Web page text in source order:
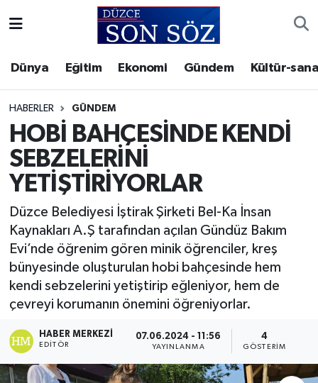
Dünya Eğitim Ekonomi Gündem Kültür-
HABERLER GÜNDEM
HOBİ BAHÇESİNDE KENDİ
SEBZELERİNİ
YETİŞTİRİYORLAR
Düzce Belediyesi İştirak Şirketi Bel-Ka İnsan
Kaynakları A.Ş tarafından açılan Gündüz Bakım
Evi’nde öğrenim gören minik öğrenciler, kreş
bünyesinde oluşturulan hobi bahçesinde hem
kendi sebzelerini yetiştirip eğleniyor, hem de
çevreyi korumanın önemini öğreniyorlar.
HABER MERKEZI
EDITÖR
07.06.2024 - 11:56
YAYINLANMA
4
GÖSTERIM
Gizlilik Sözleşmesi
İletişim
Künye
Video Galeri
Akçakoca Hava Durumu
Akçakoca Trafik Yoğunluk Haritası
Süper Lig Puan Durumu ve Fikstür
Tüm Manşetler
Son Dakika Haberleri
Haber Arşivi